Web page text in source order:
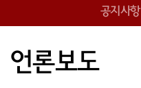
공지사항
언론보도